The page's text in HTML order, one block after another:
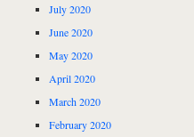
July 2020
June 2020
May 2020
April 2020
March 2020
February 2020